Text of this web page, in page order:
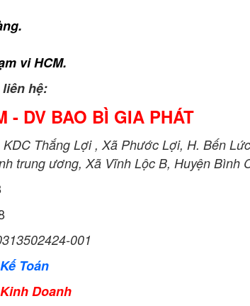
vi HCM.
hệ:
- DV BAO BÌ GIA PHÁT
Thắng Lợi , Xã Phước Lợi, H. Bến
trung ương, Xã Vĩnh Lộc B, Huyện Bình
001
Kế Toán
Kinh Doanh